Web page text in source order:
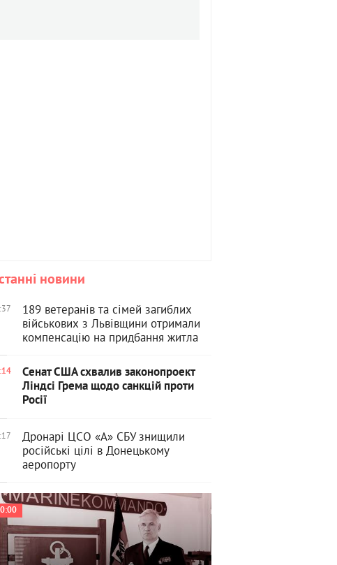
новини
189 ветеранів та сімей загиблих
військових з Львівщини отримали
компенсацію на придбання житла
Сенат США схвалив законопроект
Ліндсі Грема щодо санкцій проти
Росії
Дронарі ЦСО «А» СБУ знищили
російські цілі в Донецькому
аеропорту